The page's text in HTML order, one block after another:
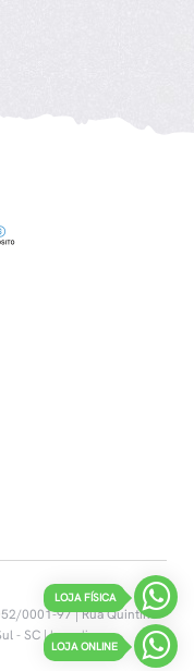
0001-97 | Rua Quintino
- SC |Inovalize
LOJA FÍSICA
LOJA ONLINE